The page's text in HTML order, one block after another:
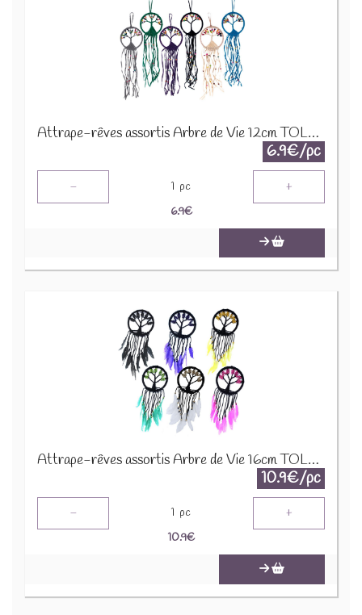
Attrape-rêves assortis Arbre de Vie 12cm TOLD-01
6.9€/pc
- 1 pc +
6.9€
Attrape-rêves assortis Arbre de Vie 16cm TOLD-02
10.9€/pc
- 1 pc +
10.9€